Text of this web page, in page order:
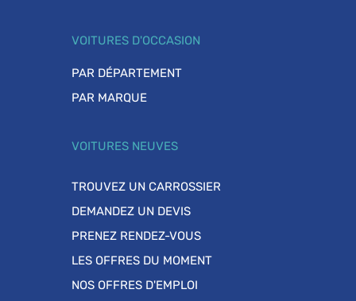
VOITURES D'OCCASION
PAR DÉPARTEMENT
PAR MARQUE
VOITURES NEUVES
TROUVEZ UN CARROSSIER
DEMANDEZ UN DEVIS
PRENEZ RENDEZ-VOUS
LES OFFRES DU MOMENT
NOS OFFRES D'EMPLOI